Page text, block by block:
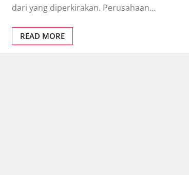
dari yang diperkirakan. Perusahaan…
READ MORE